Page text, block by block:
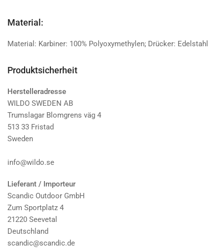
Material:
Material: Karbiner: 100% Polyoxymethylen; Drücker: Edelstahl
Produktsicherheit
Herstelleradresse
WILDO SWEDEN AB
Trumslagar Blomgrens väg 4
513 33 Fristad
Sweden
info@wildo.se
Lieferant / Importeur
Scandic Outdoor GmbH
Zum Sportplatz 4
21220 Seevetal
Deutschland
scandic@scandic.de